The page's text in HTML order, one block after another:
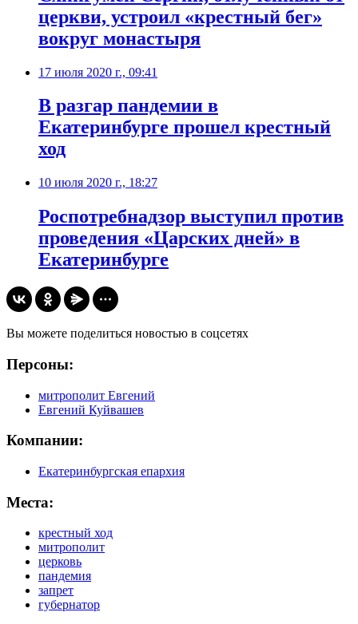
церкви, устроил «крестный бег»
вокруг монастыря
17 июля 2020 г., 09:41
В разгар пандемии в
Екатеринбурге прошел крестный
ход
10 июля 2020 г., 18:27
Роспотребнадзор выступил против
проведения «Царских дней» в
Екатеринбурге
Вы можете поделиться новостью в соцсетях
Персоны:
митрополит Евгений
Евгений Куйвашев
Компании:
Екатеринбургская епархия
Места:
крестный ход
митрополит
церковь
пандемия
запрет
губернатор